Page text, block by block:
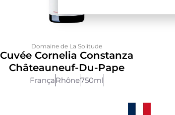
Domaine de La Solitude
Cuvée Cornelia Constanza
Châteauneuf-Du-Pape
FrançaRhône750ml